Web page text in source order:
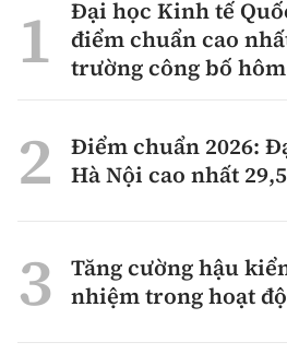
Đại học Kinh tế
điểm chuẩn cao
trường công bố
Điểm chuẩn 2026:
Hà Nội cao nhất
Tăng cường hậu
nhiệm trong hoạt